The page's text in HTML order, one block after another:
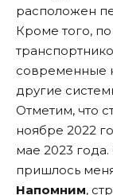
расположен
Кроме того, по
современные
другие
Отметим, что
ноябре 2022
мае 2023
пришлось
Напомним,